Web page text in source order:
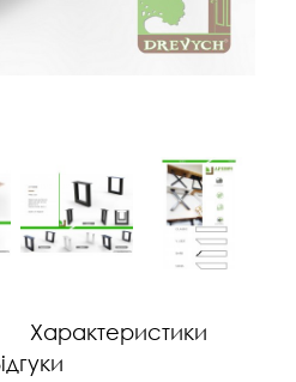
Характеристики